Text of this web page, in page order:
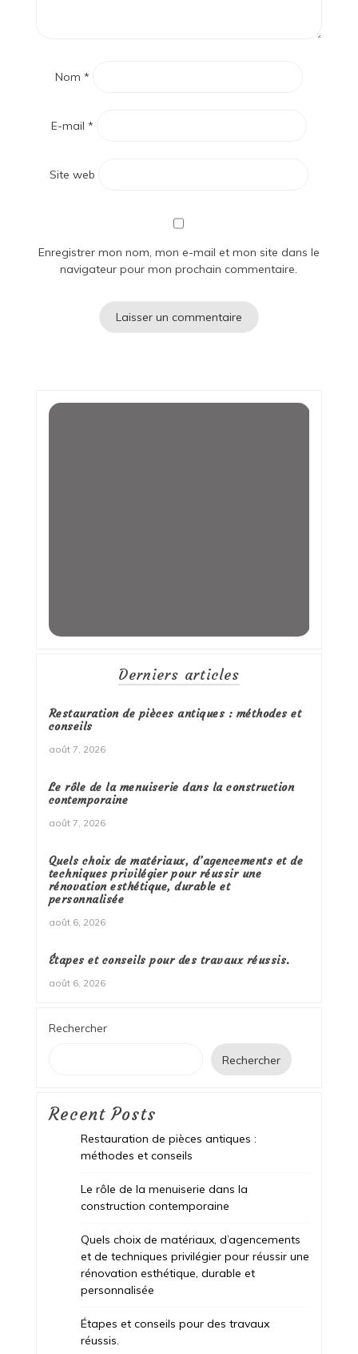
Nom *
E-mail *
Site web
Enregistrer mon nom, mon e-mail et mon site dans le
navigateur pour mon prochain commentaire.
Derniers articles
Restauration de pièces antiques : méthodes et
conseils
août 7, 2026
Le rôle de la menuiserie dans la construction
contemporaine
août 7, 2026
Quels choix de matériaux, d’agencements et de
techniques privilégier pour réussir une
rénovation esthétique, durable et
personnalisée
août 6, 2026
Étapes et conseils pour des travaux réussis.
août 6, 2026
Rechercher
Rechercher
Recent Posts
Restauration de pièces antiques :
méthodes et conseils
Le rôle de la menuiserie dans la
construction contemporaine
Quels choix de matériaux, d’agencements
et de techniques privilégier pour réussir une
rénovation esthétique, durable et
personnalisée
Étapes et conseils pour des travaux
réussis.